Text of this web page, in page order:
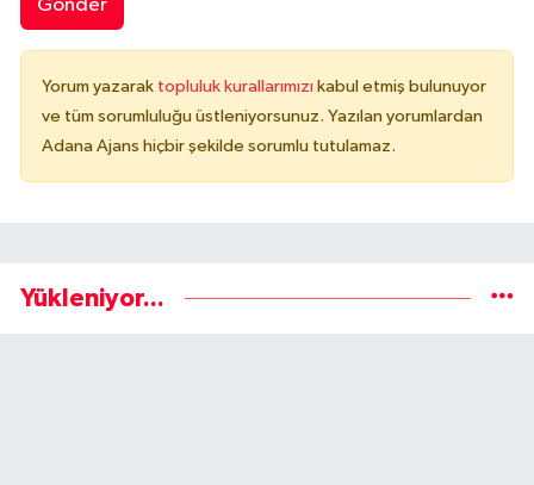
Gönder
Yorum yazarak topluluk kurallarımızı kabul etmiş bulunuyor
ve tüm sorumluluğu üstleniyorsunuz. Yazılan yorumlardan
Adana Ajans hiçbir şekilde sorumlu tutulamaz.
Yükleniyor...